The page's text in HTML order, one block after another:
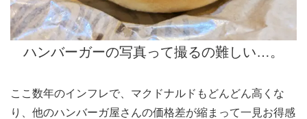
ハンバーガーの写真って撮るの難しい…。
ここ数年のインフレで、マクドナルドもどんどん高くな
り、他のハンバーガ屋さんの価格差が縮まって一見お得感